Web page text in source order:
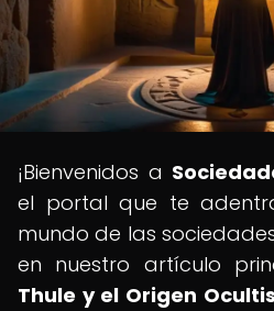
¡Bienvenidos a
el portal que te
mundo de las
en nuestro artículo
Thule y el Origen